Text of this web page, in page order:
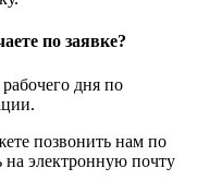
по заявке?
дня по
позвонить нам по
на электронную почту